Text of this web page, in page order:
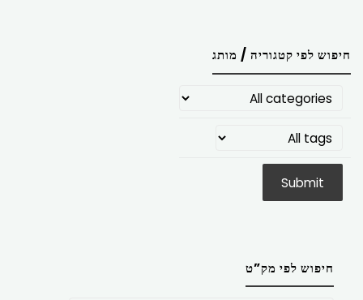
חיפוש לפי קטגוריה / מותג
חיפוש לפי מק”ט